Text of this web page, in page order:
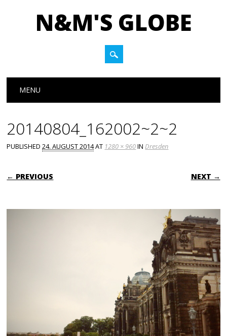
N&M'S GLOBE
Main menu
MENU
20140804_162002~2~2
PUBLISHED24. AUGUST 2014AT 1280 × 960INDresden
← PREVIOUS NEXT →